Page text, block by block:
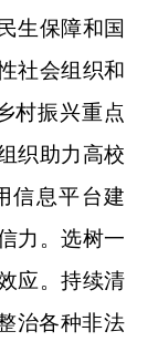
生保障和国
社会组织和
村振兴重点
织助力高校
信息平台建
力。选树一
应。持续清
治各种非法